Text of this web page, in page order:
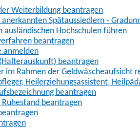
Weiterbildung beantragen
Spätaussiedlern -
ausländischen Hochschulen führen
beantragen
anmelden
beantragen
im Rahmen der Geldwäscheaufsicht
Heilerziehungsassistent,
beantragen
beantragen